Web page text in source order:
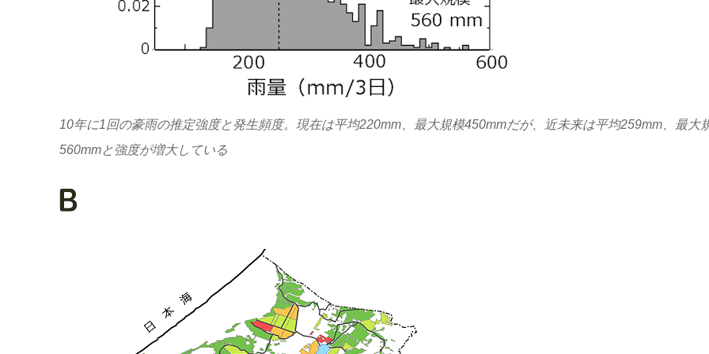
10年に1回の豪雨の推定強度と発生頻度。現在は平均220mm、最大規模450mmだが、近未来は平均259mm、最大
560mmと強度が増大している